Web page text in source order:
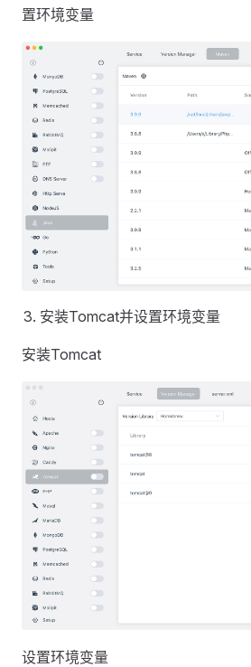
置环境变量
安装Tomcat并设置环境变量
安装Tomcat
设置环境变量